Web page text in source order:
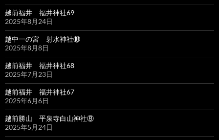
越前福井 福井神社69
2025年8月24日
越中一の宮 射水神社⑱
2025年8月8日
越前福井 福井神社68
2025年7月23日
越前福井 福井神社67
2025年6月6日
越前勝山 平泉寺白山神社⑧
2025年5月24日